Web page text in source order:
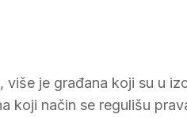
više je građana koji su u
koji način se regulišu